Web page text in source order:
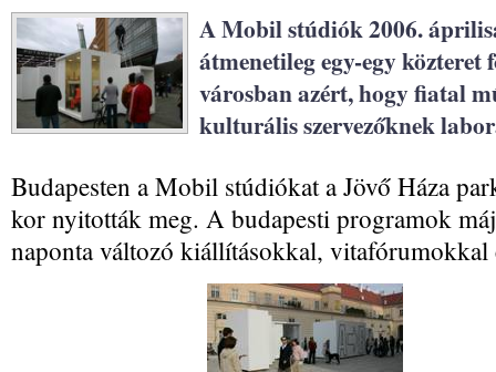
A Mobil stúdiók 2006.
átmenetileg egy-egy
városban azért, hogy fiatal
kulturális szervezőknek
Budapesten a Mobil stúdiókat a Jövő Háza
kor nyitották meg. A budapesti programok
naponta változó kiállításokkal, vitafórumokkal